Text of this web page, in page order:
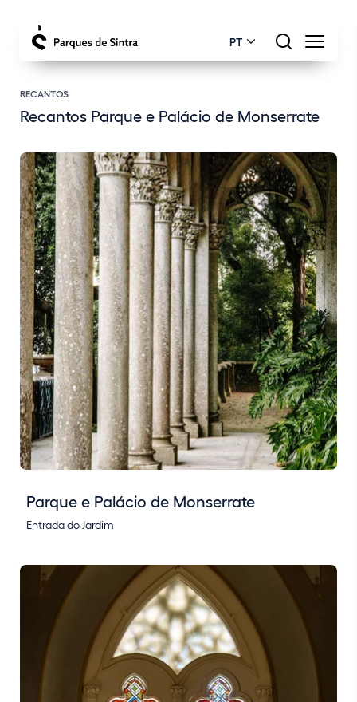
PT
RECANTOS
Recantos Parque e Palácio de Monserrate
Parque e Palácio de Monserrate
Entrada do Jardim